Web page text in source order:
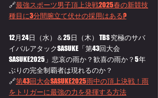
🔗最強スポーツ男子頂上決戦2025春の新競技
種目に3分間腕立て伏せの採用はある?
12月24日（水）＆25日（木） TBS 究極のサバ
イバルアタックSASUKE「第43回大会
SASUKE2025」 悲哀の雨か？歓喜の雨か？5年
ぶりの完全制覇者は現れるのか？
🔗第43回大会SASUKE2025雨中の頂上決戦！雨
をトリガーに最強の力を発揮する方法